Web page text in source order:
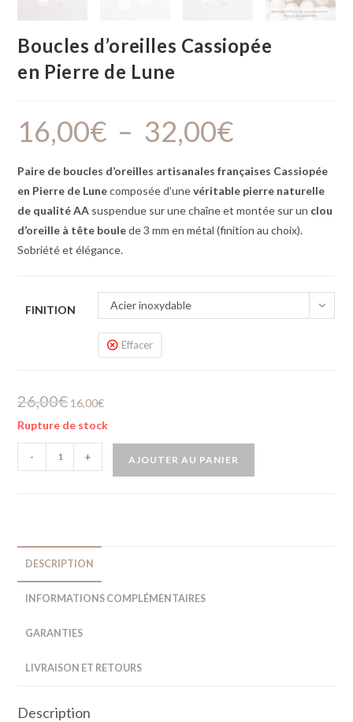
Boucles d’oreilles Cassiopée
en Pierre de Lune
16,00€ – 32,00€
Paire de boucles d’oreilles artisanales françaises Cassiopée
en Pierre de Lunecomposée d’unevéritable pierre naturelle
de qualité AA suspendue sur une chaîne et montée sur un clou
d’oreille à tête boulede 3 mm en métal (finition au choix).
Sobriété et élégance.
FINITION Acier inoxydable
Effacer
26,00€ 16,00€
Rupture de stock
- + AJOUTER AU PANIER
DESCRIPTION
INFORMATIONS COMPLÉMENTAIRES
GARANTIES
LIVRAISON ET RETOURS
Description